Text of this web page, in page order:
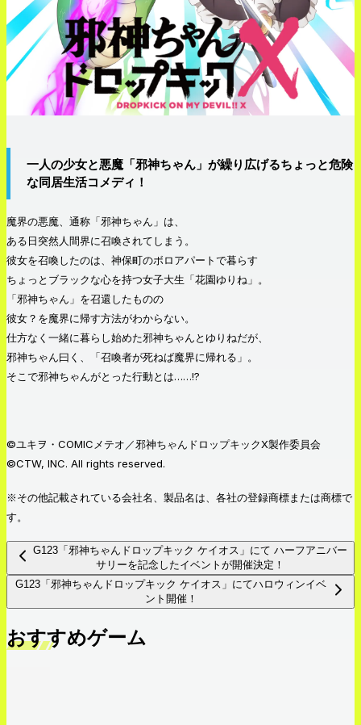
一人の少女と悪魔「邪神ちゃん」が繰り広げるちょっと危険
な同居生活コメディ！
魔界の悪魔、通称「邪神ちゃん」は、
ある日突然人間界に召喚されてしまう。
彼女を召喚したのは、神保町のボロアパートで暮らす
ちょっとブラックな心を持つ女子大生「花園ゆりね」。
「邪神ちゃん」を召還したものの
彼女？を魔界に帰す方法がわからない。
仕方なく一緒に暮らし始めた邪神ちゃんとゆりねだが、
邪神ちゃん曰く、「召喚者が死ねば魔界に帰れる」。
そこで邪神ちゃんがとった行動とは……!?
©ユキヲ・COMICメテオ／邪神ちゃんドロップキックX製作委員会
©CTW, INC. All rights reserved.
※その他記載されている会社名、製品名は、各社の登録商標または商標で
す。
G123「邪神ちゃんドロップキック ケイオス」にて ハーフアニバー
サリーを記念したイベントが開催決定！
G123「邪神ちゃんドロップキック ケイオス」にてハロウィンイベ
ント開催！
おすすめゲーム